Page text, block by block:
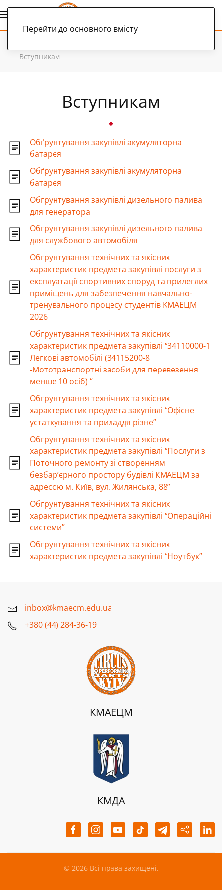
Перейти до основного вмісту
Вступникам
Вступникам
Обґрунтування закупівлі акумуляторна
батарея
Обґрунтування закупівлі акумуляторна
батарея
Обгрунтування закупівлі дизельного палива
для генератора
Обгрунтування закупівлі дизельного палива
для службового автомобіля
Обгрунтування технічних та якісних
характеристик предмета закупівлі послуги з
експлуатації спортивних споруд та прилеглих
приміщень для забезпечення навчально-
тренувального процесу студентів КМАЕЦМ
2026
Обгрунтування технічних та якісних
характеристик предмета закупівлі “34110000-1
Легкові автомобілі (34115200-8
-Мототранспортні засоби для перевезення
менше 10 осіб) “
Обгрунтування технічних та якісних
характеристик предмета закупівлі “Офісне
устаткування та приладдя різне”
Обгрунтування технічних та якісних
характеристик предмета закупівлі “Послуги з
Поточного ремонту зі створенням
безбар’єрного простору будівлі КМАЕЦМ за
адресою м. Київ, вул. Жилянська, 88”
Обгрунтування технічних та якісних
характеристик предмета закупівлі “Операційні
системи”
Обгрунтування технічних та якісних
характеристик предмета закупівлі “Ноутбук”
inbox@kmaecm.edu.ua
+380 (44) 284-36-19
КМАЕЦМ
КМДА
© 2026Всі права захищені.